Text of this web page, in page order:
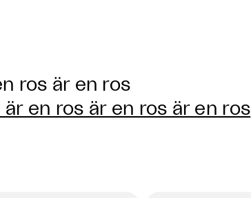
ros är en ros
en ros är en ros är en ros